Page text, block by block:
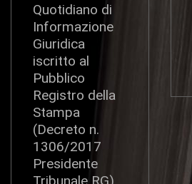
Quotidiano di
Informazione
Giuridica
iscritto al
Pubblico
Registro della
Stampa
(Decreto n.
1306/2017
Presidente
Tribunale RG)